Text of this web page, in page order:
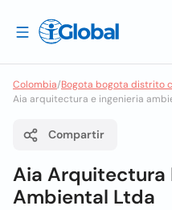
Colombia/Bogota bogota distrito
Aia arquitectura e ingenieria
Compartir
Aia Arquitectura
Ambiental Ltda